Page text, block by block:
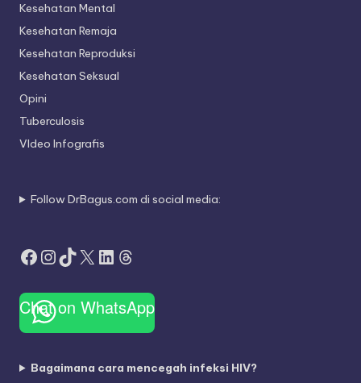
Kesehatan Mental
Kesehatan Remaja
Kesehatan Reproduksi
Kesehatan Seksual
Opini
Tuberculosis
VIdeo Infografis
Follow DrBagus.com di social media:
Facebook
Instagram
TikTok
X LinkedIn
Threads
Chat on WhatsApp
Bagaimana cara mencegah infeksi HIV?